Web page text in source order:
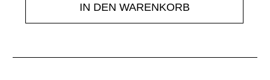
IN DEN WARENKORB